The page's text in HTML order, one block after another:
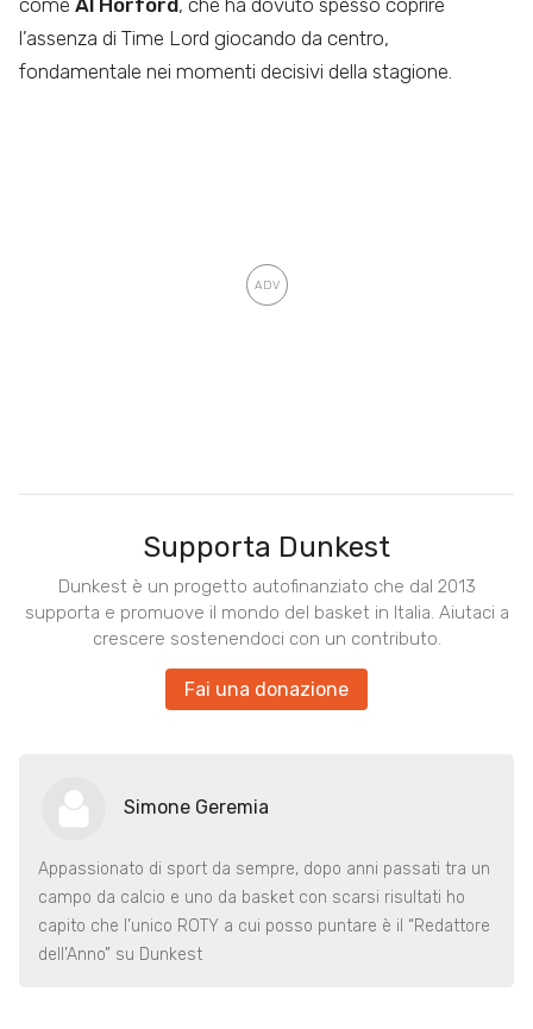
l’assenza di Time Lord giocando da centro,
fondamentale nei momenti decisivi della stagione.
Supporta Dunkest
Dunkest è un progetto autofinanziato che dal 2013
supporta e promuove il mondo del basket in Italia. Aiutaci a
crescere sostenendoci con un contributo.
Fai una donazione
Simone Geremia
Appassionato di sport da sempre, dopo anni passati tra un
campo da calcio e uno da basket con scarsi risultati ho
capito che l’unico ROTY a cui posso puntare è il “Redattore
dell’Anno” su Dunkest